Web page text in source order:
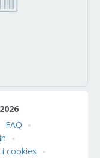
FAQ
cookies